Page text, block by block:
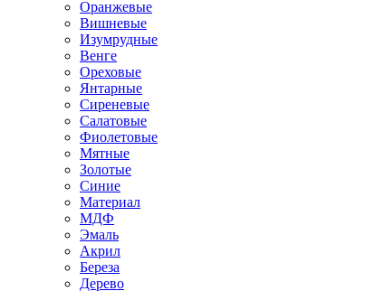
Оранжевые
Вишневые
Изумрудные
Венге
Ореховые
Янтарные
Сиреневые
Салатовые
Фиолетовые
Мятные
Золотые
Синие
Материал
МДФ
Эмаль
Акрил
Береза
Дерево